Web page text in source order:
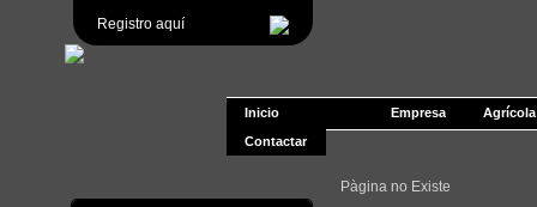
Registro aquí
Inicio Empresa
Contactar
Pàgina no Existe